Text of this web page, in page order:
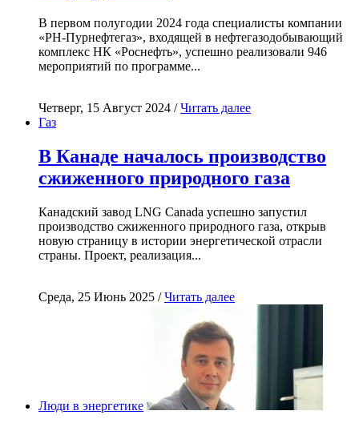
В первом полугодии 2024 года специалисты компании
«РН-Пурнефтегаз», входящей в нефтегазодобывающий
комплекс НК «Роснефть», успешно реализовали 946
мероприятий по программе...
Четверг, 15 Август 2024 /Читать далее
Газ
В Канаде началось производство
сжиженного природного газа
Канадский завод LNG Canada успешно запустил
производство сжиженного природного газа, открыв
новую страницу в истории энергетической отрасли
страны. Проект, реализация...
Среда, 25 Июнь 2025 /Читать далее
Люди в энергетике